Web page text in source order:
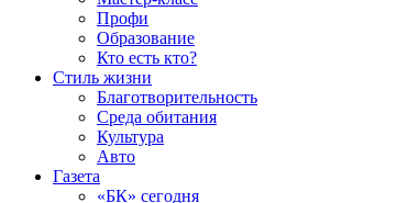
Профи
Образование
Кто есть кто?
Стиль жизни
Благотворительность
Среда обитания
Культура
Авто
Газета
«БК» сегодня